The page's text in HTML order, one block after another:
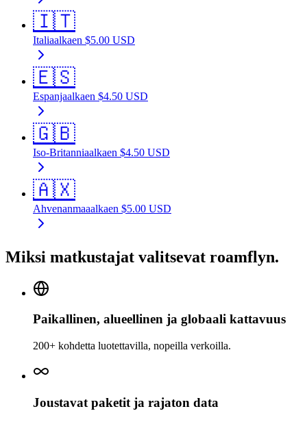
🇮🇹
Italiaalkaen $5.00 USD
🇪🇸
Espanjaalkaen $4.50 USD
🇬🇧
Iso-Britanniaalkaen $4.50 USD
🇦🇽
Ahvenanmaaalkaen $5.00 USD
Miksi matkustajat valitsevat roamflyn.
Paikallinen, alueellinen ja globaali kattavuus
200+ kohdetta luotettavilla, nopeilla verkoilla.
Joustavat paketit ja rajaton data